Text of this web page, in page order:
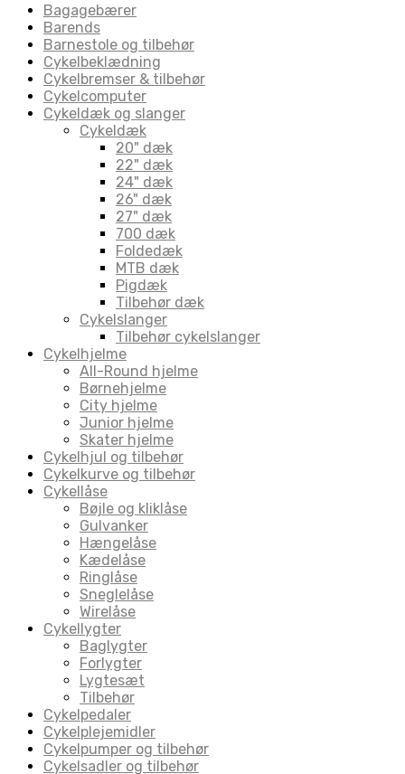
Bagagebærer
Barends
Barnestole og tilbehør
Cykelbeklædning
Cykelbremser & tilbehør
Cykelcomputer
Cykeldæk og slanger
Cykeldæk
20" dæk
22" dæk
24" dæk
26" dæk
27" dæk
700 dæk
Foldedæk
MTB dæk
Pigdæk
Tilbehør dæk
Cykelslanger
Tilbehør cykelslanger
Cykelhjelme
All-Round hjelme
Børnehjelme
City hjelme
Junior hjelme
Skater hjelme
Cykelhjul og tilbehør
Cykelkurve og tilbehør
Cykellåse
Bøjle og kliklåse
Gulvanker
Hængelåse
Kædelåse
Ringlåse
Sneglelåse
Wirelåse
Cykellygter
Baglygter
Forlygter
Lygtesæt
Tilbehør
Cykelpedaler
Cykelplejemidler
Cykelpumper og tilbehør
Cykelsadler og tilbehør